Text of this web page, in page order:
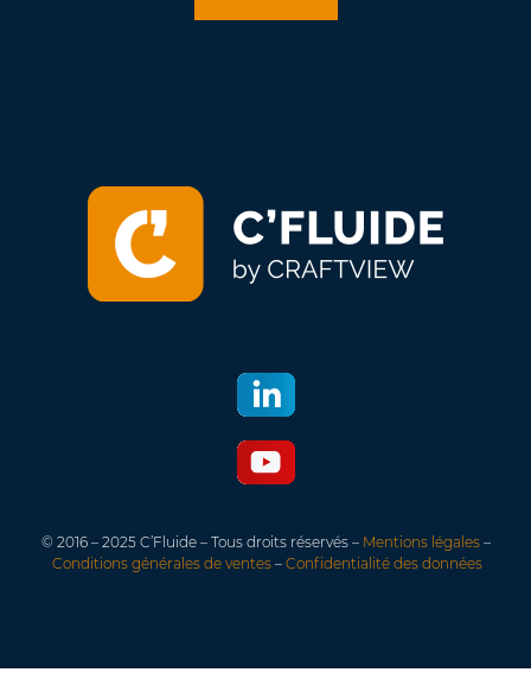
© 2016 – 2025 C’Fluide – Tous droits réservés – Mentions légales–
Conditions générales de ventes – Confidentialité des données